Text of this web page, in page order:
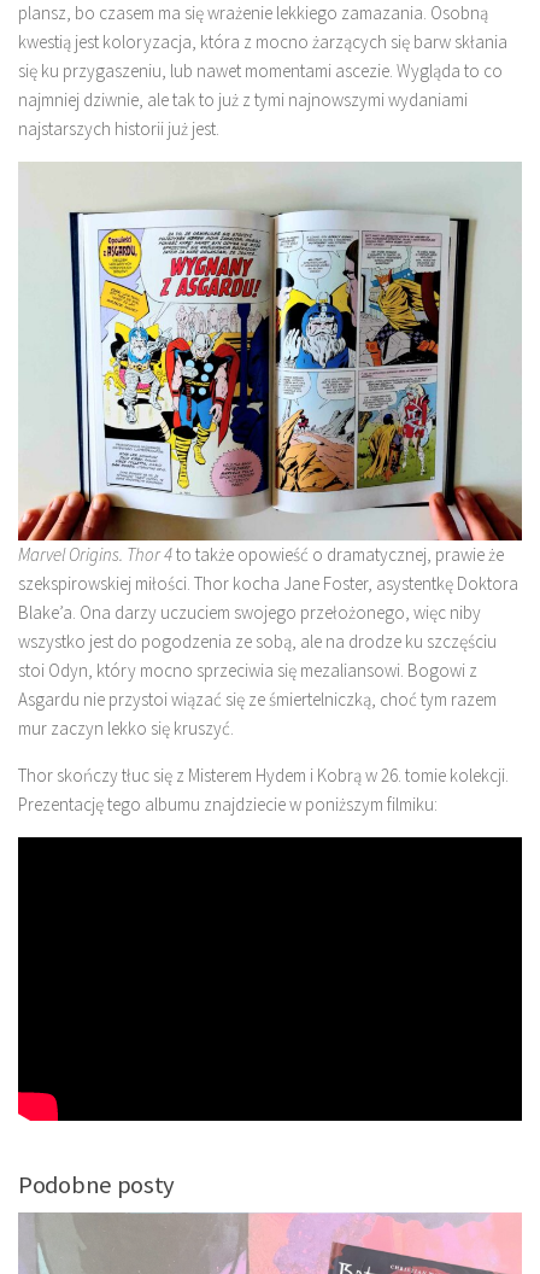
plansz, bo czasem ma się wrażenie lekkiego zamazania. Osobną
kwestią jest koloryzacja, która z mocno żarzących się barw skłania
się ku przygaszeniu, lub nawet momentami ascezie. Wygląda to co
najmniej dziwnie, ale tak to już z tymi najnowszymi wydaniami
najstarszych historii już jest.
Marvel Origins. Thor 4to także opowieść o dramatycznej, prawie że
szekspirowskiej miłości. Thor kocha Jane Foster, asystentkę Doktora
Blake’a. Ona darzy uczuciem swojego przełożonego, więc niby
wszystko jest do pogodzenia ze sobą, ale na drodze ku szczęściu
stoi Odyn, który mocno sprzeciwia się mezaliansowi. Bogowi z
Asgardu nie przystoi wiązać się ze śmiertelniczką, choć tym razem
mur zaczyn lekko się kruszyć.
Thor skończy tłuc się z Misterem Hydem i Kobrą w 26. tomie kolekcji.
Prezentację tego albumu znajdziecie w poniższym filmiku:
Podobne posty